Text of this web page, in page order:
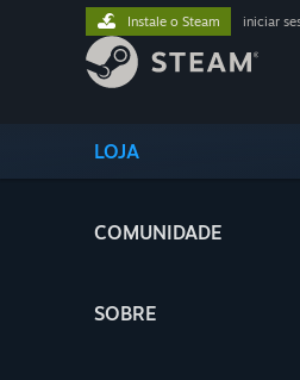
LOJA
COMUNIDADE
SOBRE
Instale o Steam iniciar